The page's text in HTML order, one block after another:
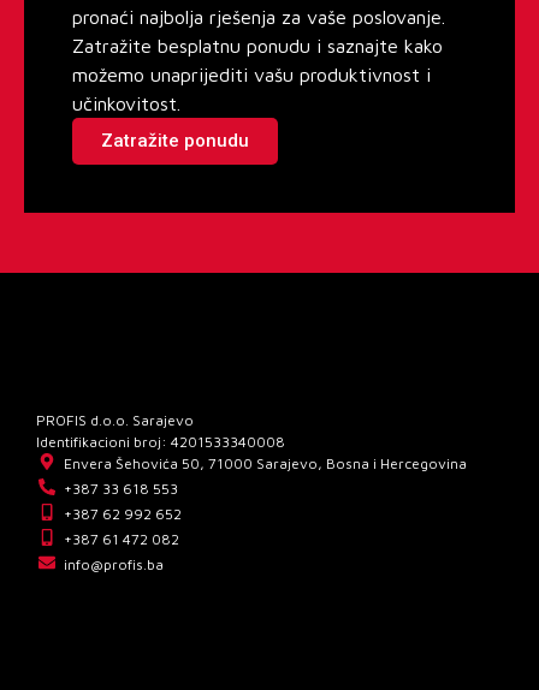
pronaći najbolja rješenja za vaše poslovanje.
Zatražite besplatnu ponudu i saznajte kako
možemo unaprijediti vašu produktivnost i
učinkovitost.
Zatražite ponudu
PROFIS d.o.o. Sarajevo
Identifikacioni broj: 4201533340008
Envera Šehovića 50, 71000 Sarajevo, Bosna i Hercegovina
+387 33 618 553
+387 62 992 652
+387 61 472 082
info@profis.ba